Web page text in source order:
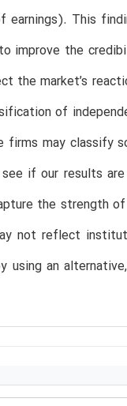
This
the
the market’s
of
may classify
if our results
the strength
not reflect
an